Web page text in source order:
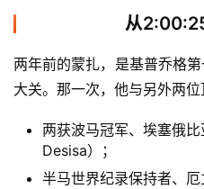
从
两年前的蒙扎，是基普乔格
大关。那一次，他与另外两位
两获波马冠军、埃塞俄
Desisa）；
半马世界纪录保持者、